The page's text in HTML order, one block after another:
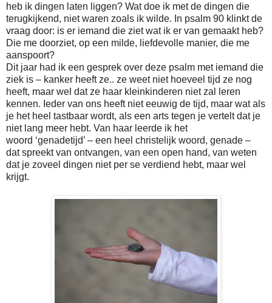
heb ik dingen laten liggen? Wat doe ik met de dingen die
terugkijkend, niet waren zoals ik wilde. In psalm 90 klinkt de
vraag door: is er iemand die ziet wat ik er van gemaakt heb?
Die me doorziet, op een milde, liefdevolle manier, die me
aanspoort?
Dit jaar had ik een gesprek over deze psalm met iemand die
ziek is – kanker heeft ze.. ze weet niet hoeveel tijd ze nog
heeft, maar wel dat ze haar kleinkinderen niet zal leren
kennen. Ieder van ons heeft niet eeuwig de tijd, maar wat als
je het heel tastbaar wordt, als een arts tegen je vertelt dat je
niet lang meer hebt. Van haar leerde ik het
woord ‘genadetijd’ – een heel christelijk woord, genade –
dat spreekt van ontvangen, van een open hand, van weten
dat je zoveel dingen niet per se verdiend hebt, maar wel
krijgt.